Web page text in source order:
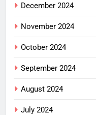
December 2024
November 2024
October 2024
September 2024
August 2024
July 2024